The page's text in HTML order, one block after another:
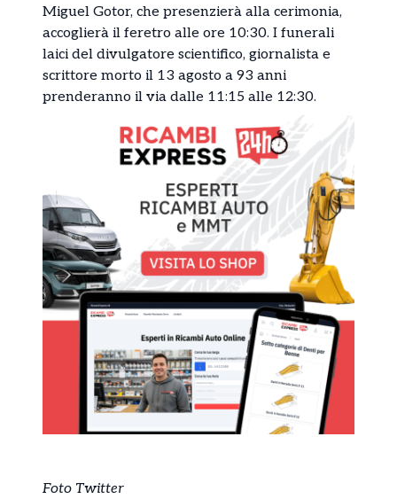
Miguel Gotor, che presenzierà alla cerimonia,
accoglierà il feretro alle ore 10:30. I funerali
laici del divulgatore scientifico, giornalista e
scrittore morto il 13 agosto a 93 anni
prenderanno il via dalle 11:15 alle 12:30.
Foto Twitter